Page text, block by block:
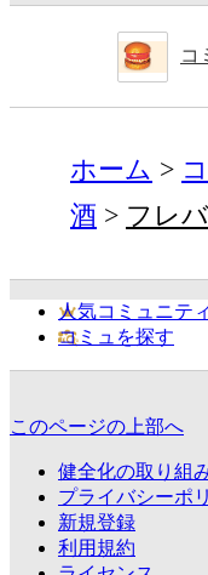
コ
ホーム
酒
フレ
人気コミュニティ
コミュを探す
このページの上部へ
健全化の取り組
プライバシーポ
新規登録
利用規約